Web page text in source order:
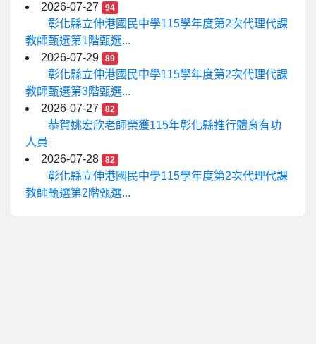
2026-07-27
94
彰化縣立伸港國民中學115學年度第2次代理代課
教師甄選第1階甄選...
2026-07-29
89
彰化縣立伸港國民中學115學年度第2次代理代課
教師甄選第3階甄選...
2026-07-27
82
恭賀姚宏欣老師榮獲115年彰化縣推行體育有功
人員
2026-07-28
82
彰化縣立伸港國民中學115學年度第2次代理代課
教師甄選第2階甄選...